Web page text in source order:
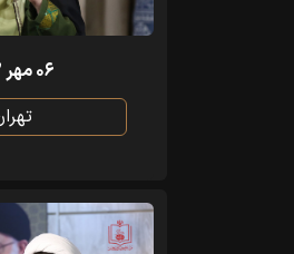
۰۶ مهر ۱۴۰۲